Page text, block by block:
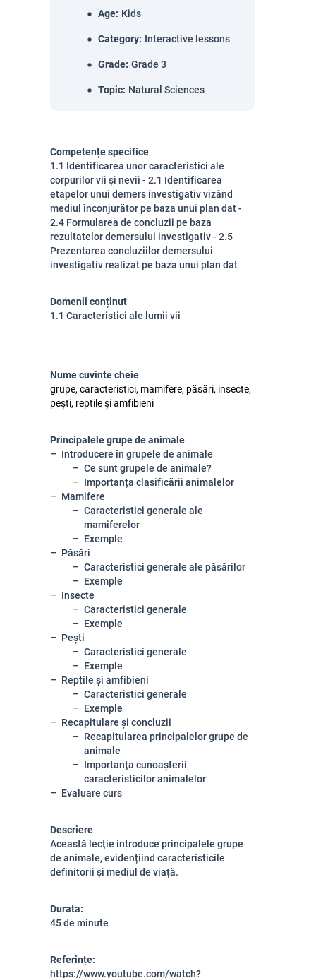
Age: Kids
Category: Interactive lessons
Grade: Grade 3
Topic: Natural Sciences
Competențe specifice
1.1 Identificarea unor caracteristici ale
corpurilor vii și nevii - 2.1 Identificarea
etapelor unui demers investigativ vizând
mediul înconjurător pe baza unui plan dat -
2.4 Formularea de concluzii pe baza
rezultatelor demersului investigativ - 2.5
Prezentarea concluziilor demersului
investigativ realizat pe baza unui plan dat
Domenii conținut
1.1 Caracteristici ale lumii vii
Nume cuvinte cheie
grupe, caracteristici, mamifere, păsări, insecte,
pești, reptile și amfibieni
Principalele grupe de animale
Introducere în grupele de animale
Ce sunt grupele de animale?
Importanța clasificării animalelor
Mamifere
Caracteristici generale ale
mamiferelor
Exemple
Păsări
Caracteristici generale ale păsărilor
Exemple
Insecte
Caracteristici generale
Exemple
Pești
Caracteristici generale
Exemple
Reptile și amfibieni
Caracteristici generale
Exemple
Recapitulare și concluzii
Recapitularea principalelor grupe de
animale
Importanța cunoașterii
caracteristicilor animalelor
Evaluare curs
Descriere
Această lecție introduce principalele grupe
de animale, evidențiind caracteristicile
definitorii și mediul de viață.
Durata:
45 de minute
Referințe:
https://www.youtube.com/watch?